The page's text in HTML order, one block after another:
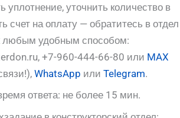
уплотнение, уточнить количество в
счет на оплату — обратитесь в отдел
любым удобным способом:
+7-960-444-66-80 или MAX
WhatsApp или Telegram.
ответа: не более 15 мин.